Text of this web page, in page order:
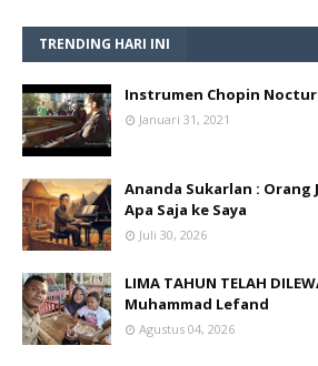
TRENDING HARI INI
Instrumen Chopin
Januari 31, 2021
Ananda Sukarlan : Orang
Apa Saja ke Saya
Juli 30, 2026
LIMA TAHUN TELAH
Muhammad Lefand
Agustus 04, 2026